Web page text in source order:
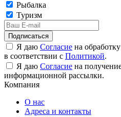
Рыбалка
Туризм
Подписаться
Я даю Согласие на
в соответствии с Политикой.
Я даю Согласие на
информационной рассылки.
Компания
О нас
Адреса и контакты